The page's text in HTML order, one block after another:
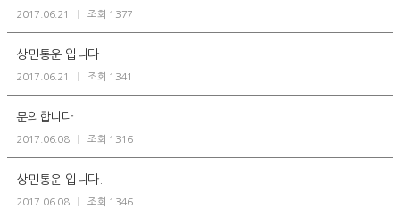
2017.06.21 조회 1377
상민통운 입니다
2017.06.21 조회 1341
문의합니다
2017.06.08 조회 1316
상민통운 입니다.
2017.06.08 조회 1346